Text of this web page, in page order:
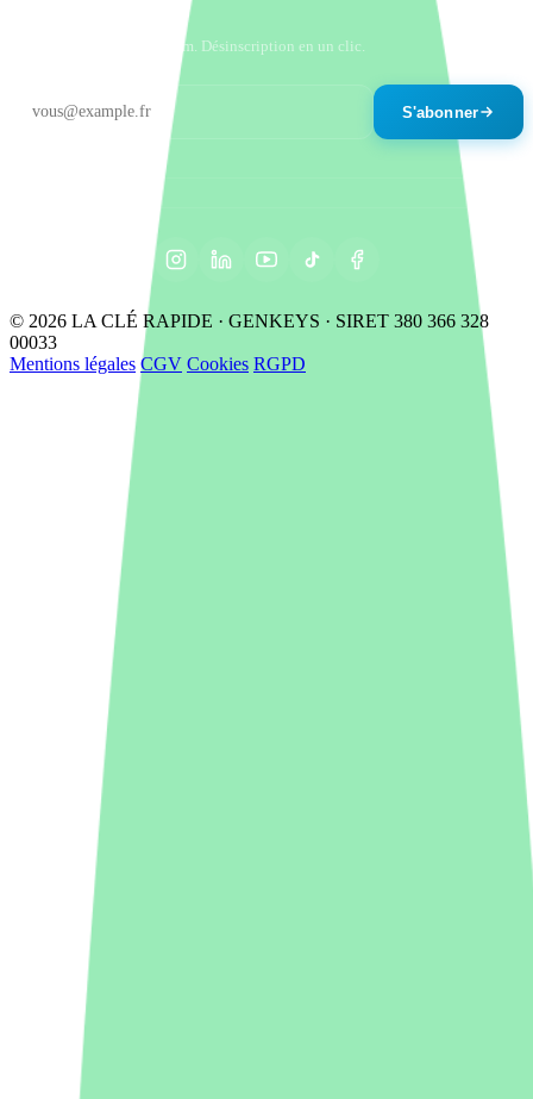
Un email par mois maximum. Désinscription en un clic.
S'abonner
© 2026 LA CLÉ RAPIDE · GENKEYS · SIRET 380 366 328
00033
Mentions légales CGV Cookies RGPD